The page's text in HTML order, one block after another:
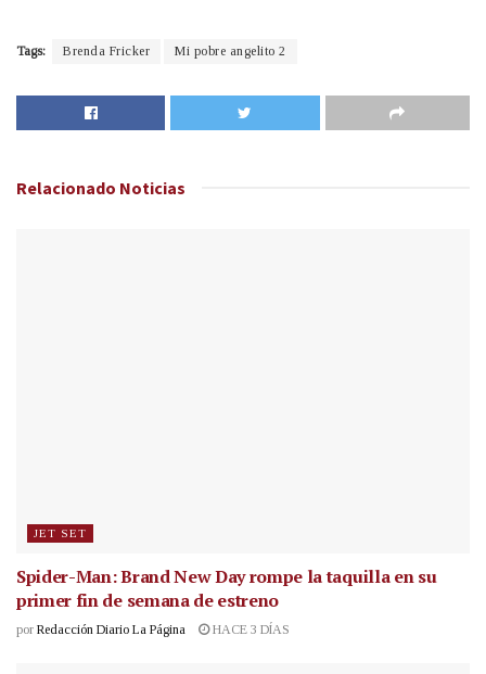
Tags: Brenda Fricker Mi pobre angelito 2
Relacionado Noticias
JET SET
Spider-Man: Brand New Day rompe la taquilla en su
primer fin de semana de estreno
por Redacción Diario La Página HACE 3 DÍAS